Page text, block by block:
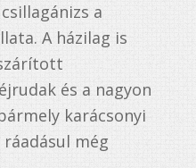
a
A házilag is
és a nagyon
karácsonyi
még